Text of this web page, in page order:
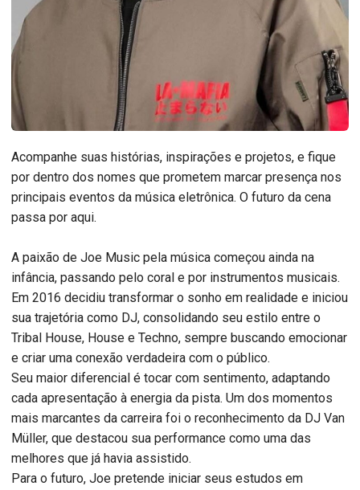
Acompanhe suas histórias, inspirações e projetos, e fique
por dentro dos nomes que prometem marcar presença nos
principais eventos da música eletrônica. O futuro da cena
passa por aqui.
A paixão de Joe Music pela música começou ainda na
infância, passando pelo coral e por instrumentos musicais.
Em 2016 decidiu transformar o sonho em realidade e iniciou
sua trajetória como DJ, consolidando seu estilo entre o
Tribal House, House e Techno, sempre buscando emocionar
e criar uma conexão verdadeira com o público.
Seu maior diferencial é tocar com sentimento, adaptando
cada apresentação à energia da pista. Um dos momentos
mais marcantes da carreira foi o reconhecimento da DJ Van
Müller, que destacou sua performance como uma das
melhores que já havia assistido.
Para o futuro, Joe pretende iniciar seus estudos em